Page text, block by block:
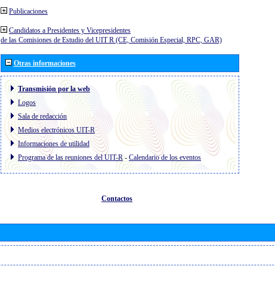
Publicaciones
Candidatos a Presidentes y Vicepresidentes
de las Comisiones de Estudio del UIT R (CE, Comisión Especial, RPC, GAR)
Otras informaciones
Transmisión por la web
Logos
Sala de redacción
Medios electrónicos UIT-R
Informaciones de utilidad
Programa de las reuniones del UIT-R- Calendario de los eventos
Contactos